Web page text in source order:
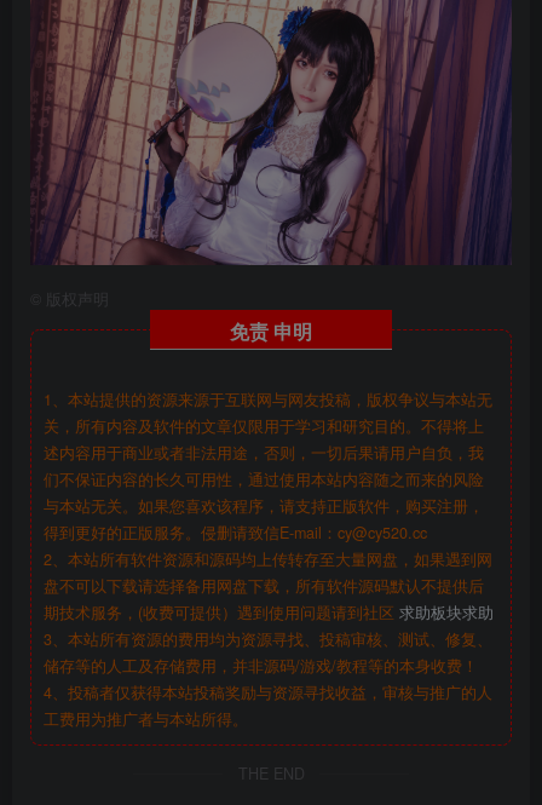
版权声明
免责 申明
1、本站提供的资源来源于互联网与网友投稿，版权争议与本站无
关，所有内容及软件的文章仅限用于学习和研究目的。不得将上
述内容用于商业或者非法用途，否则，一切后果请用户自负，我
们不保证内容的长久可用性，通过使用本站内容随之而来的风险
与本站无关。如果您喜欢该程序，请支持正版软件，购买注册，
得到更好的正版服务。侵删请致信E-mail：cy@cy520.cc
2、本站所有软件资源和源码均上传转存至大量网盘，如果遇到网
盘不可以下载请选择备用网盘下载，所有软件源码默认不提供后
期技术服务，(收费可提供）遇到使用问题请到社区 求助板块求助
3、本站所有资源的费用均为资源寻找、投稿审核、测试、修复、
储存等的人工及存储费用，并非源码/游戏/教程等的本身收费！
4、投稿者仅获得本站投稿奖励与资源寻找收益，审核与推广的人
工费用为推广者与本站所得。
THE END